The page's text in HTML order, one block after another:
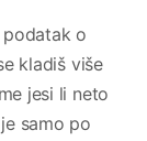
podatak o
kladiš više
jesi li neto
samo po